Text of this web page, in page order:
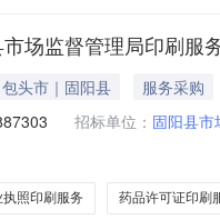
场监督管理局印刷服
头市｜固阳县
服务采购
招标单位： 固阳县
执照印刷服务 药品许可证印刷